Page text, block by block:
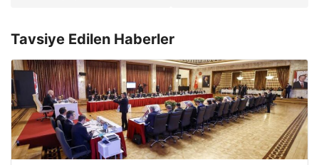
Tavsiye Edilen Haberler